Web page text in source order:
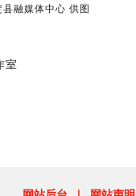
县融媒体中心 供图
室